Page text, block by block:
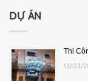
DỰ ÁN
Thi
13/03/